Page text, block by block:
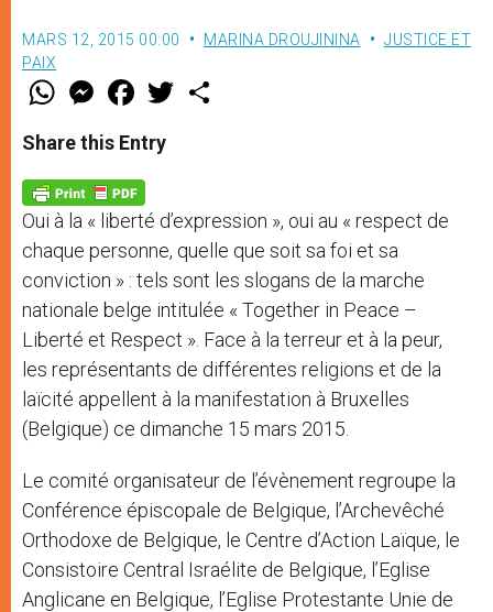
MARS 12, 2015 00:00 MARINA DROUJININA
JUSTICE ET
PAIX
W
t
s
p
p
M
e
s
e
g
e
r
F
a
e
b
o
k
w
Share this Entry
Oui à la « liberté d’expression », oui au « respect de
chaque personne, quelle que soit sa foi et sa
conviction » : tels sont les slogans de la marche
nationale belge intitulée « Together in Peace –
Liberté et Respect ». Face à la terreur et à la peur,
les représentants de différentes religions et de la
laïcité appellent à la manifestation à Bruxelles
(Belgique) ce dimanche 15 mars 2015.
Le comité organisateur de l’évènement regroupe la
Conférence épiscopale de Belgique, l’Archevêché
Orthodoxe de Belgique, le Centre d’Action Laïque, le
Consistoire Central Israélite de Belgique, l’Eglise
Anglicane en Belgique, l’Eglise Protestante Unie de